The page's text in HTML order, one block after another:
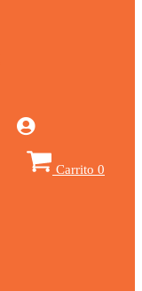
Carrito 0